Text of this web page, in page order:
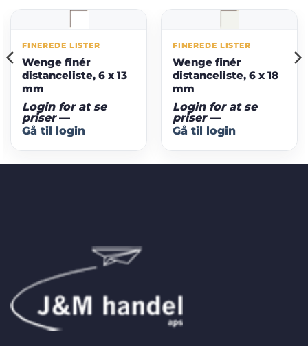
FINEREDE LISTER
Wenge finér
distanceliste, 6 x 13
mm
Login for at se
priser—
Gå til login
FINEREDE LISTER
Wenge finér
distanceliste, 6 x 18
mm
Login for at se
priser—
Gå til login